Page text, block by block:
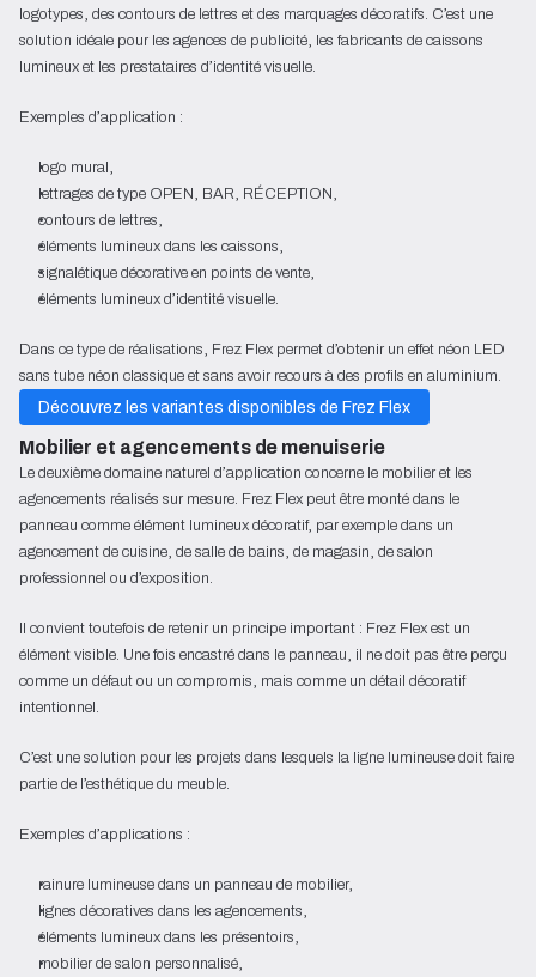
logotypes, des contours de lettres et des marquages décoratifs. C’est une
solution idéale pour les agences de publicité, les fabricants de caissons
lumineux et les prestataires d’identité visuelle.
Exemples d’application :
logo mural,
lettrages de type OPEN, BAR, RÉCEPTION,
contours de lettres,
éléments lumineux dans les caissons,
signalétique décorative en points de vente,
éléments lumineux d’identité visuelle.
Dans ce type de réalisations, Frez Flex permet d’obtenir un effet néon LED
sans tube néon classique et sans avoir recours à des profils en aluminium.
Découvrez les variantes disponibles de Frez Flex
Mobilier et agencements de menuiserie
Le deuxième domaine naturel d’application concerne le mobilier et les
agencements réalisés sur mesure. Frez Flex peut être monté dans le
panneau comme élément lumineux décoratif, par exemple dans un
agencement de cuisine, de salle de bains, de magasin, de salon
professionnel ou d’exposition.
Il convient toutefois de retenir un principe important : Frez Flex est un
élément visible. Une fois encastré dans le panneau, il ne doit pas être perçu
comme un défaut ou un compromis, mais comme un détail décoratif
intentionnel.
C’est une solution pour les projets dans lesquels la ligne lumineuse doit faire
partie de l’esthétique du meuble.
Exemples d’applications :
rainure lumineuse dans un panneau de mobilier,
lignes décoratives dans les agencements,
éléments lumineux dans les présentoirs,
mobilier de salon personnalisé,